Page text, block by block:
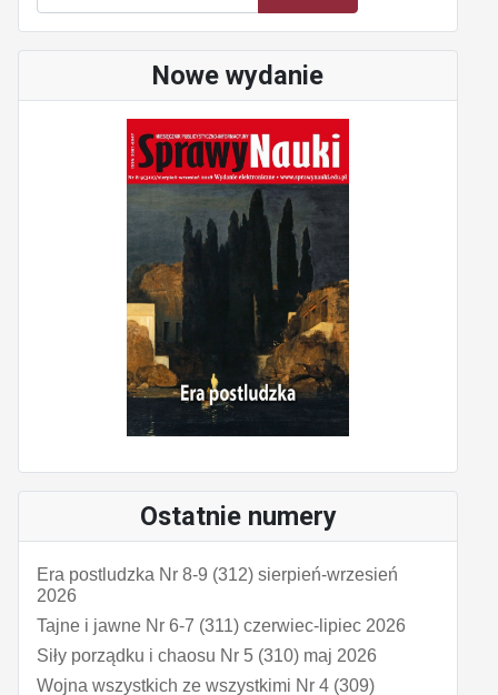
Nowe wydanie
Ostatnie numery
Era postludzka Nr 8-9 (312) sierpień-wrzesień
2026
Tajne i jawne Nr 6-7 (311) czerwiec-lipiec 2026
Siły porządku i chaosu Nr 5 (310) maj 2026
Wojna wszystkich ze wszystkimi Nr 4 (309)